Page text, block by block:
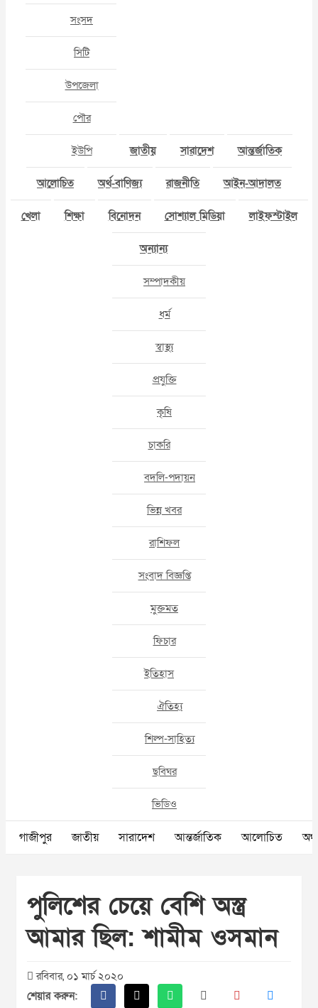
সংসদ
সিটি
উপজেলা
পৌর
ইউপি জাতীয় সারাদেশ আন্তর্জাতিক
আলোচিত অর্থ-বাণিজ্য রাজনীতি আইন-আদালত
খেলা শিক্ষা বিনোদন সোশ্যাল মিডিয়া লাইফস্টাইল
অন্যান্য
সম্পাদকীয়
ধর্ম
স্বাস্থ্য
প্রযুক্তি
কৃষি
চাকরি
বদলি-পদায়ন
ভিন্ন খবর
রাশিফল
সংবাদ বিজ্ঞপ্তি
মুক্তমত
ফিচার
ইতিহাস
ঐতিহ্য
শিল্প-সাহিত্য
ছবিঘর
ভিডিও
গাজীপুর জাতীয় সারাদেশ আন্তর্জাতিক আলোচিত
পুলিশের চেয়ে বেশি অস্ত্র
আমার ছিল: শামীম ওসমান
রবিবার, ০১ মার্চ ২০২০
শেয়ার করুন: